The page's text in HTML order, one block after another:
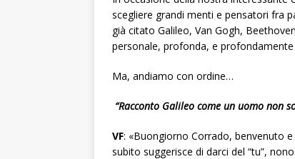
scegliere grandi menti e pensatori fra
già citato Galileo, Van Gogh,
personale, profonda, e
Ma, andiamo con ordine…
“Racconto Galileo come un uomo non
VF: «Buongiorno Corrado, benvenuto
subito suggerisce di darci del “tu”,